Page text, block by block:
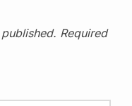
Required